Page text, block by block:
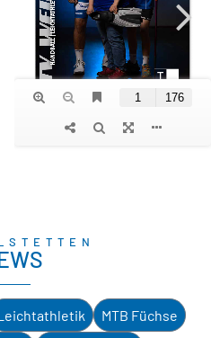
MTB Füchse